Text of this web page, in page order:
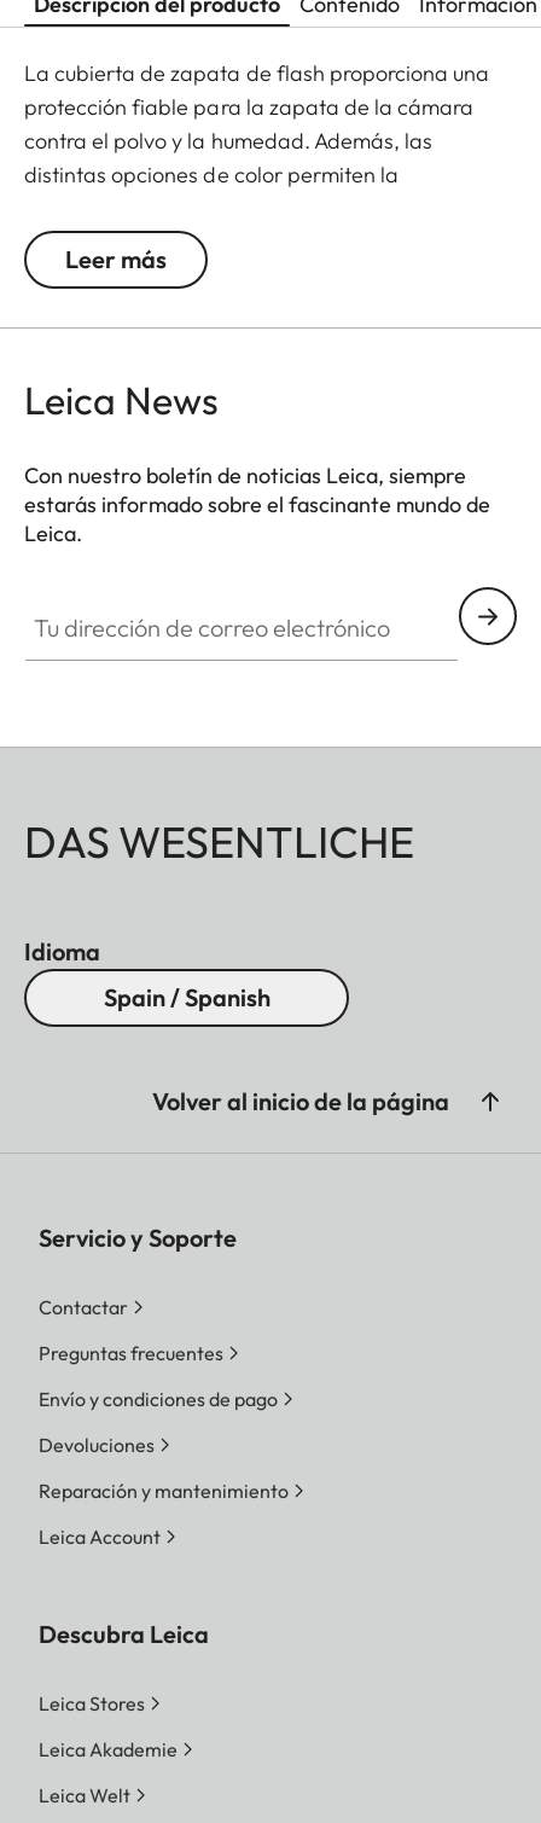
La cubierta de zapata de flash proporciona una
protección fiable para la zapata de la cámara
contra el polvo y la humedad. Además, las
distintas opciones de color permiten la
aspecto único y personalizado.
Entre ellos se incluyen:
- Soporte para el pulgar
- Tapa de la zapata
- Botón de liberación suave
Todos estos accesorios están disponibles en tres
Leer más
Leica News
Con nuestro boletín de noticias Leica, siempre
estarás informado sobre el fascinante mundo de
Leica.
DAS WESENTLICHE
Idioma
Spain / Spanish
Volver al inicio de la página
Servicio y Soporte
Contactar
Preguntas frecuentes
Envío y condiciones de pago
Devoluciones
Reparación y mantenimiento
Leica Account
Descubra Leica
Leica Stores
Leica Akademie
Leica Welt